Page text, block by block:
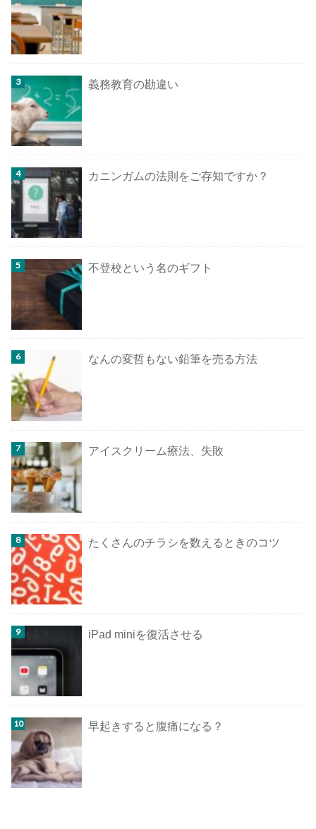
義務教育の勘違い
カニンガムの法則をご存知ですか？
不登校という名のギフト
なんの変哲もない鉛筆を売る方法
アイスクリーム療法、失敗
たくさんのチラシを数えるときのコツ
iPad miniを復活させる
早起きすると腹痛になる？